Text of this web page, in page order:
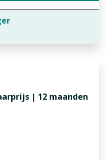
| 12 maanden